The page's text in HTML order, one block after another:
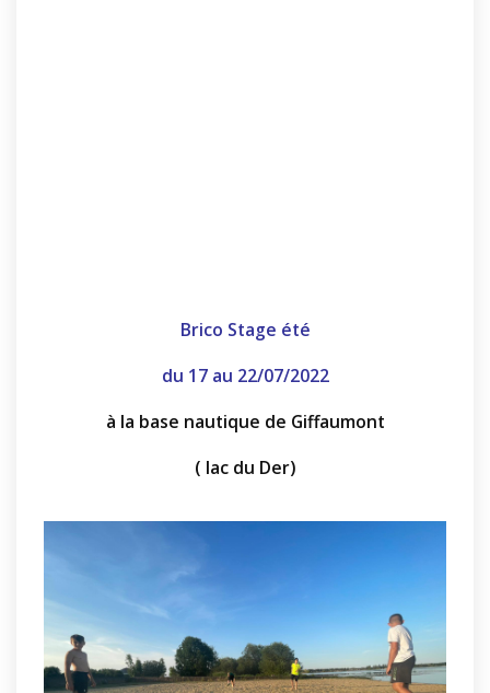
Brico Stage été
du 17 au 22/07/2022
à la base nautique de Giffaumont
( lac du Der)